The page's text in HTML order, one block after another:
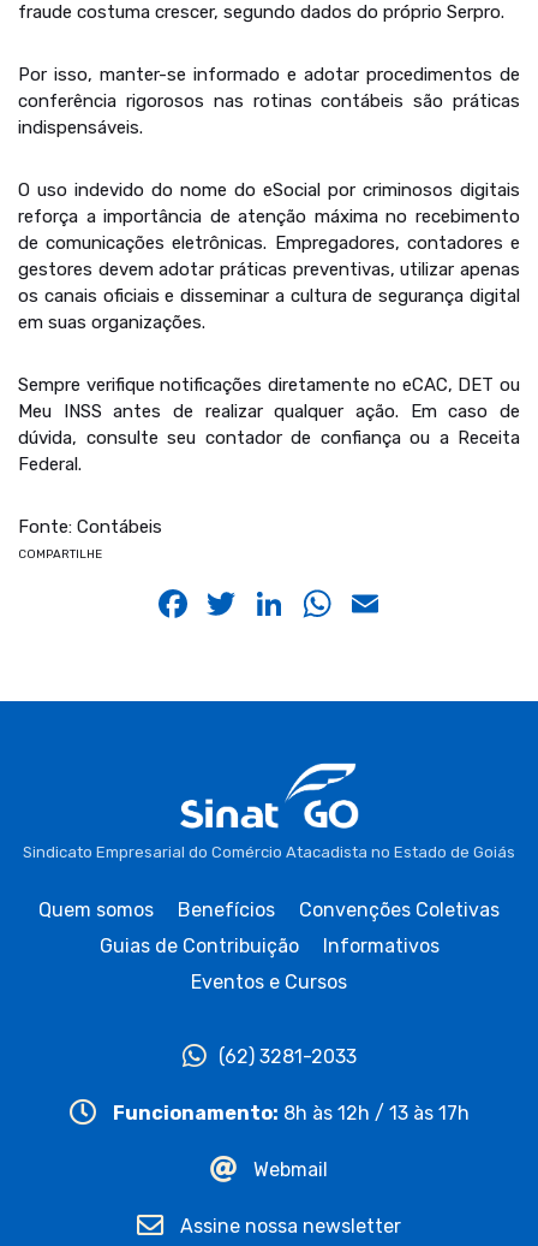
fraude costuma crescer, segundo dados do próprio Serpro.
Por isso, manter-se informado e adotar procedimentos de
conferência rigorosos nas rotinas contábeis são práticas
indispensáveis.
O uso indevido do nome do eSocial por criminosos digitais
reforça a importância de atenção máxima no recebimento
de comunicações eletrônicas. Empregadores, contadores e
gestores devem adotar práticas preventivas, utilizar apenas
os canais oficiais e disseminar a cultura de segurança digital
em suas organizações.
Sempre verifique notificações diretamente no eCAC, DET ou
Meu INSS antes de realizar qualquer ação. Em caso de
dúvida, consulte seu contador de confiança ou a Receita
Federal.
Fonte: Contábeis
COMPARTILHE
Facebook
Twitter
LinkedIn
WhatsApp
Sindicato Empresarial do Comércio Atacadista no Estado de Goiás
Quem somos Benefícios
Convenções Coletivas
Guias de Contribuição
Informativos
Eventos e Cursos
(62) 3281-2033
Funcionamento: 8h às 12h / 13 às 17h
Webmail
Assine nossa newsletter